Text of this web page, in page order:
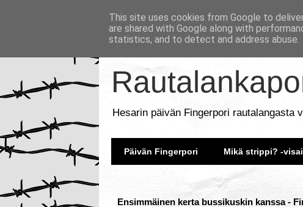
Hesarin päivän Fingerpori rautalangasta
Päivän Fingerpori Mikä strippi? -
Ensimmäinen kerta bussikuskin kanssa -
This site uses cookies from Google to
are shared with Google along with
statistics, and to detect and address abuse.